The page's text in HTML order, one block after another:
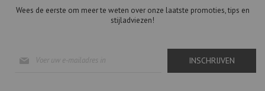
Wees de eerste om meer te weten over onze laatste promoties, tips en
stijladviezen!
u
INSCHRIJVEN